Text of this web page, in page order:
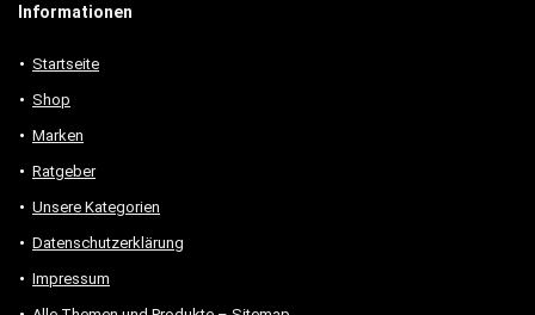
Informationen
Startseite
Shop
Marken
Ratgeber
Unsere Kategorien
Datenschutzerklärung
Impressum